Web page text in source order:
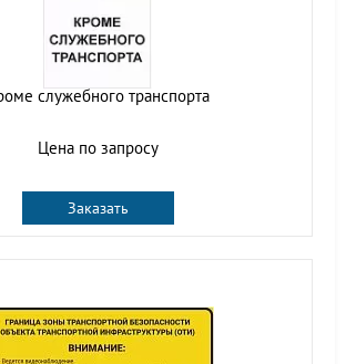
служебного транспорта
Цена по запросу
Заказать